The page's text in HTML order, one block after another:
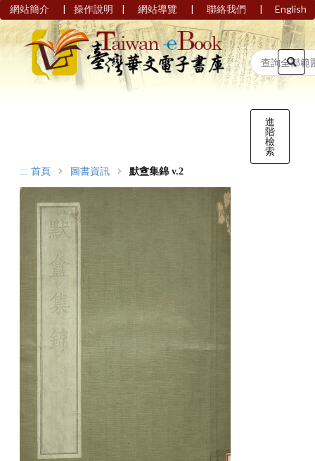
網站簡介 | 操作說明 | 網站導覽 | 聯絡我們 | English
進
階
檢
索
::: 首頁 圖書資訊 默盦集錦 v.2